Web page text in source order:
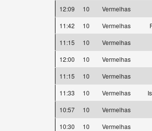
12:09
10
Vermelhas
11:42
10 Vermelhas
11:15
10
Vermelhas
12:00
10
Vermelhas
11:15
10
Vermelhas
11:33
10 Vermelhas
10:57
10
Vermelhas
10:30
10
Vermelhas